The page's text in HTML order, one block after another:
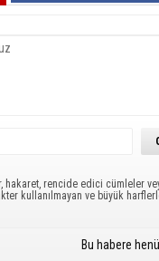
hakaret, rencide edici cümleler
kullanılmayan ve büyük
Bu habere